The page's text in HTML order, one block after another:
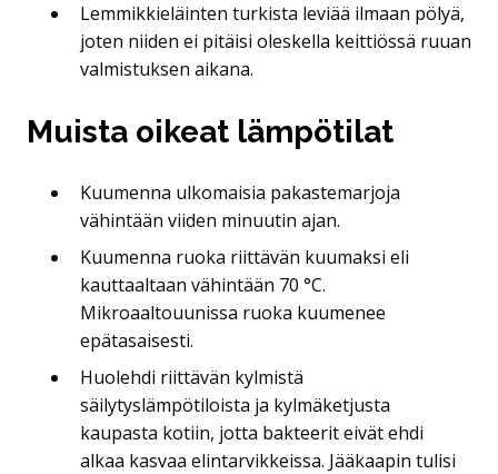
Lemmikkieläinten turkista leviää ilmaan pölyä,
joten niiden ei pitäisi oleskella keittiössä ruuan
valmistuksen aikana.
Muista oikeat lämpötilat
Kuumenna ulkomaisia pakastemarjoja
vähintään viiden minuutin ajan.
Kuumenna ruoka riittävän kuumaksi eli
kauttaaltaan vähintään 70 °C.
Mikroaaltouunissa ruoka kuumenee
epätasaisesti.
Huolehdi riittävän kylmistä
säilytyslämpötiloista ja kylmäketjusta
kaupasta kotiin, jotta bakteerit eivät ehdi
alkaa kasvaa elintarvikkeissa. Jääkaapin tulisi